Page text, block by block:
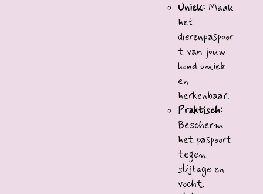
Uniek: Maak
het
dierenpaspoor
t van jouw
hond uniek
en
herkenbaar.
Praktisch:
Bescherm
het paspoort
tegen
slijtage en
vocht.